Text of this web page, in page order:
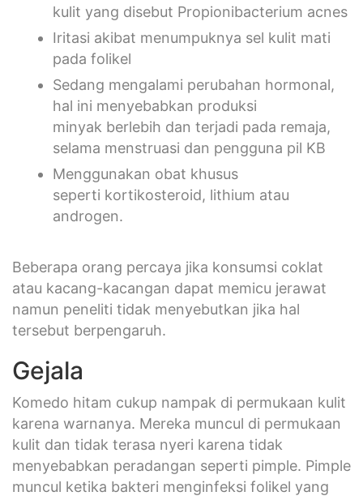
kulit yang disebut Propionibacterium acnes
Iritasi akibat menumpuknya sel kulit mati
pada folikel
Sedang mengalami perubahan hormonal,
hal ini menyebabkan produksi
minyak berlebih dan terjadi pada remaja,
selama menstruasi dan pengguna pil KB
Menggunakan obat khusus
seperti kortikosteroid, lithium atau
androgen.
Beberapa orang percaya jika konsumsi coklat
atau kacang-kacangan dapat memicu jerawat
namun peneliti tidak menyebutkan jika hal
tersebut berpengaruh.
Gejala
Komedo hitam cukup nampak di permukaan kulit
karena warnanya. Mereka muncul di permukaan
kulit dan tidak terasa nyeri karena tidak
menyebabkan peradangan seperti pimple. Pimple
muncul ketika bakteri menginfeksi folikel yang